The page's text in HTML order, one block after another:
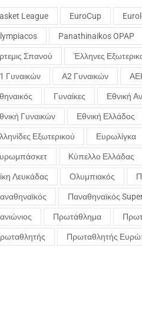
League EuroCup
Panathinaikos OPAP
Σπανού Έλληνες
Γυναικών Α2 Γυναικών
Γυναίκες Εθνική
Γυναικών Εθνική Ελλάδος
Εξωτερικού Ευρωλίγκα
Κύπελλο Ελλάδας
Λευκάδας Ολυμπιακός
Παναθηναϊκός
Πρωτάθλημα
Πρωταθλητής